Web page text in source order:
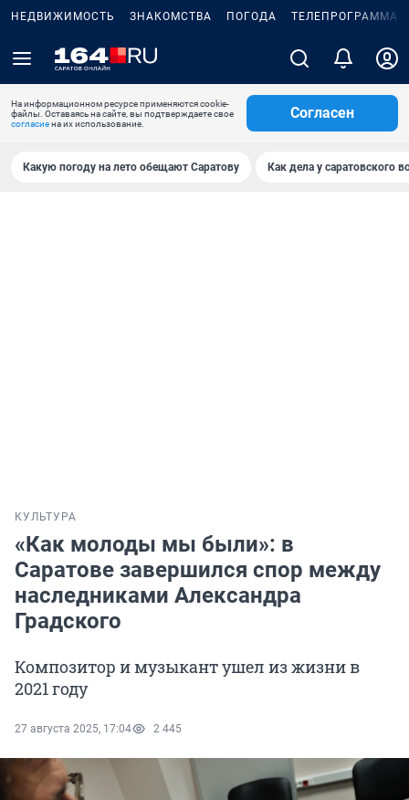
НЕДВИЖИМОСТЬ ЗНАКОМСТВА ПОГОДА ТЕЛЕПРОГРАММА
На информационном ресурсе применяются cookie-
файлы. Оставаясь на сайте, вы подтверждаете свое
согласиена их использование.
Согласен
Какую погоду на лето обещают Саратову Как дела у саратовского
КУЛЬТУРА
«Как молоды мы были»: в
Саратове завершился спор между
наследниками Александра
Градского
Композитор и музыкант ушел из жизни в
2021 году
27 августа 2025, 17:04 2 445